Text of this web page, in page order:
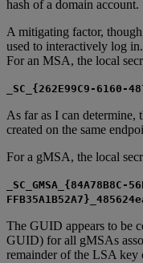
hash of a domain account.
A mitigating factor,
used to interactively log in.
For an MSA, the local
_SC_{262E99C9-6160-
As far as I can
created on the same
For a gMSA, the local
_SC_GMSA_{84A78B8C-
The GUID appears to be
GUID) for all gMSAs
remainder of the LSA key